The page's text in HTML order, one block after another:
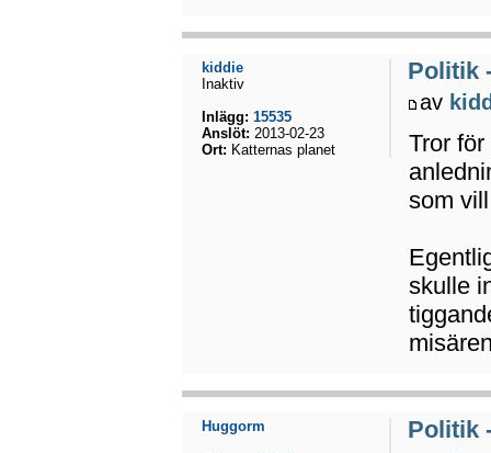
Politik
av
Tror
som
skulle
kiddie
Inaktiv
Inlägg: 15535
Anslöt: 2013-02-23
Ort: Katternas planet
Politik
Huggorm